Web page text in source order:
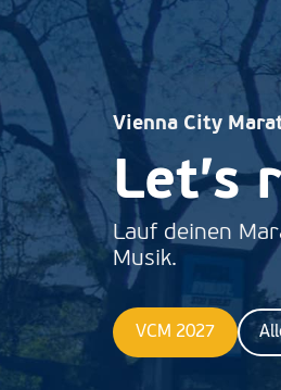
Vienna City
Let’s
Lauf deinen
Musik.
VCM 2027